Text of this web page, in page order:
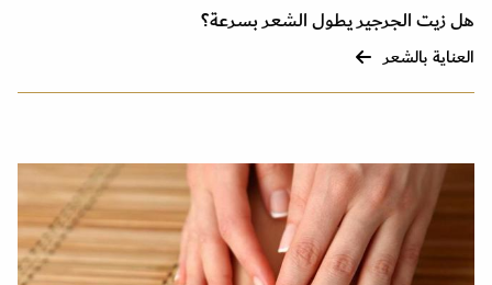
هل زيت الجرجير يطول الشعر بسرعة؟
العناية بالشعر